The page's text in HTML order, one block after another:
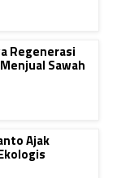
Regenerasi
Sawah
Ajak